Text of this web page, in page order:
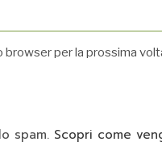
browser per la prossima
spam. Scopri come